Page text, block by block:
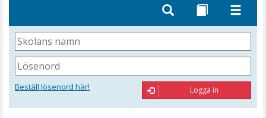
Skolans
namn
Lösenord
Beställ lösenord här! Logga in